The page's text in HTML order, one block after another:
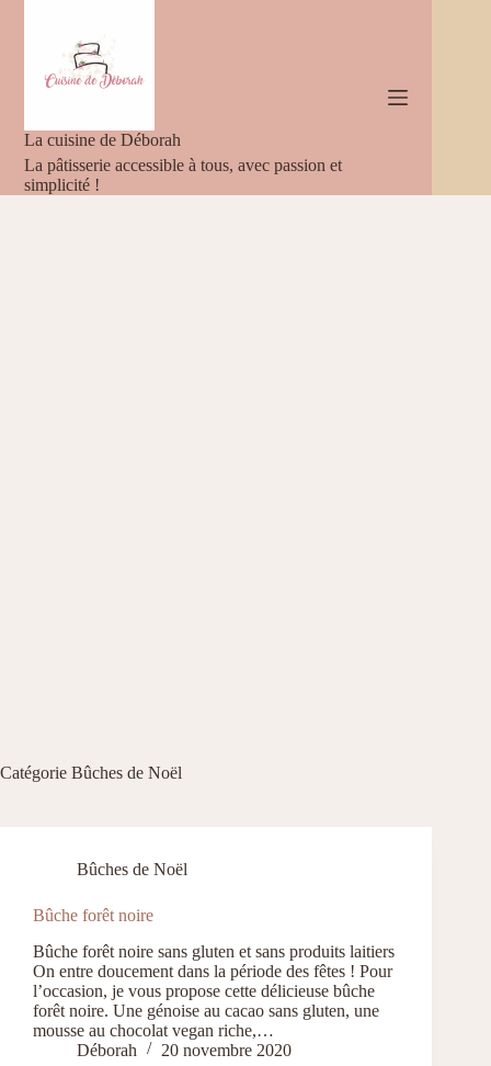
La cuisine de Déborah
La pâtisserie accessible à tous, avec passion et
simplicité !
Catégorie Bûches de Noël
Bûches de Noël
Bûche forêt noire
Bûche forêt noire sans gluten et sans produits laitiers
On entre doucement dans la période des fêtes ! Pour
l’occasion, je vous propose cette délicieuse bûche
forêt noire. Une génoise au cacao sans gluten, une
mousse au chocolat vegan riche,…
Déborah
20 novembre 2020